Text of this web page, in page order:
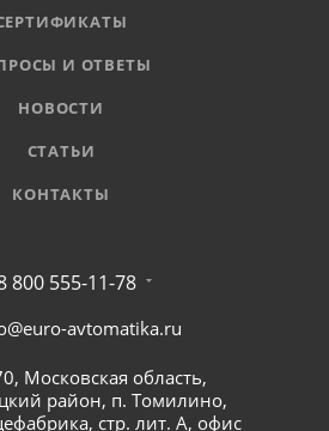
И ОТВЕТЫ
НОВОСТИ
СТАТЬИ
КОНТАКТЫ
800 555-11-78
avtomatika.ru
Московская область,
район, п. Томилино,
стр. лит. А, офис